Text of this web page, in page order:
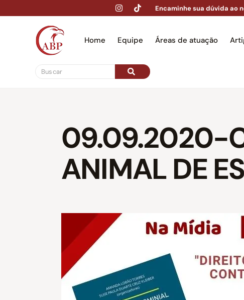
Encaminhe sua dúvida ao
Home Equipe Áreas de atuação
09.09.2020-
ANIMAL DE